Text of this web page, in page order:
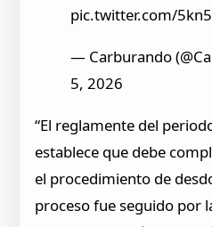
pic.twitter.com/
— Carburando
5, 2026
“El reglamente del
establece que debe
el procedimiento de
proceso fue seguido por